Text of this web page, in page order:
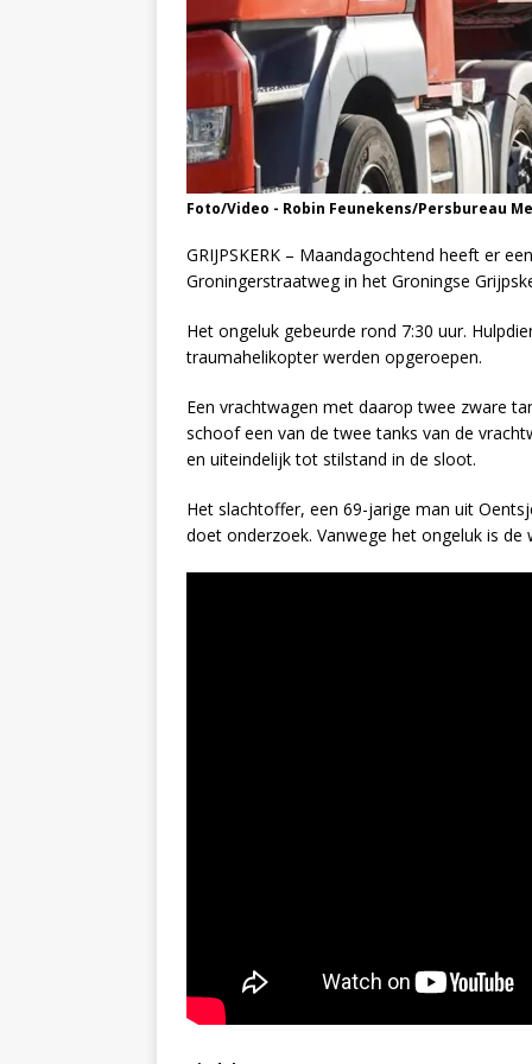
Foto/Video - Robin Feunekens/Persbureau
GRIJPSKERK – Maandagochtend heeft er
Groningerstraatweg in het Groningse
Het ongeluk gebeurde rond 7:30 uur.
traumahelikopter werden opgeroepen.
Een vrachtwagen met daarop twee zware
schoof een van de twee tanks van de
en uiteindelijk tot stilstand in de sloot.
Het slachtoffer, een 69-jarige man uit
doet onderzoek. Vanwege het ongeluk is de